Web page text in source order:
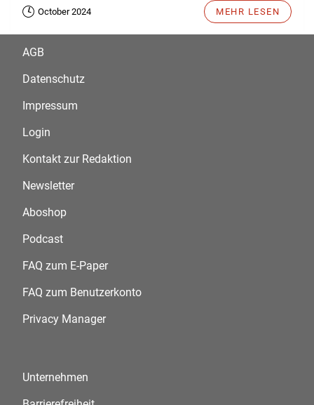
October 2024 MEHR LESEN
AGB
Datenschutz
Impressum
Login
Kontakt zur Redaktion
Newsletter
Aboshop
Podcast
FAQ zum E-Paper
FAQ zum Benutzerkonto
Privacy Manager
Unternehmen